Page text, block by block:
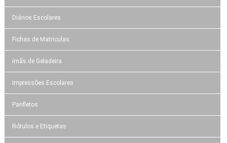
Diários Escolares
Fichas de Matrículas
ímãs de Geladeira
Impressões Escolares
Panfletos
Rótulos e Etiquetas